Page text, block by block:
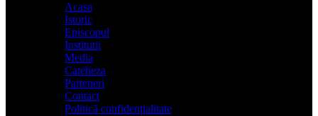
Acasa
Istoric
Episcopul
Institutii
Media
Cateheza
Parteneri
Contact
Politică confidențialitate